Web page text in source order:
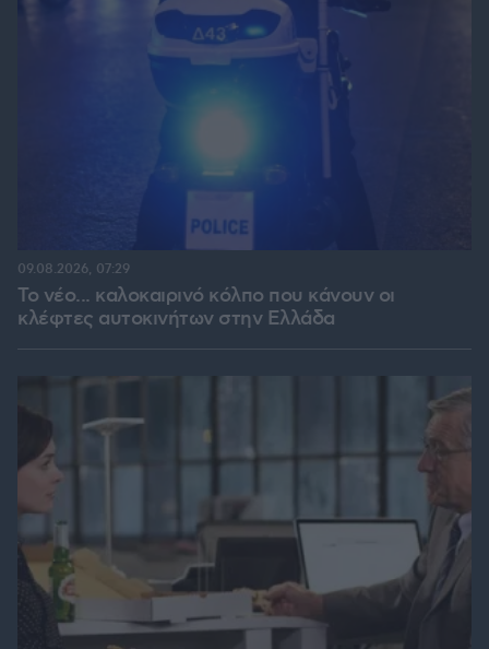
Το νέο... καλοκαιρινό κόλπο που κάνουν οι
κλέφτες αυτοκινήτων στην Ελλάδα
09.08.2026, 07:29